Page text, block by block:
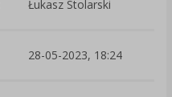
Łukasz Stolarski
28-05-2023, 18:24